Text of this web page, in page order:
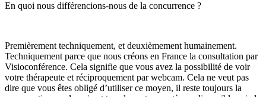
En quoi nous différencions-nous de la concurrence ?
Premièrement techniquement, et deuxièmement humainement.
Techniquement parce que nous créons en France la consultation par
Visioconférence. Cela signifie que vous avez la possibilité de voir
votre thérapeute et réciproquement par webcam. Cela ne veut pas
dire que vous êtes obligé d’utiliser ce moyen, il reste toujours la